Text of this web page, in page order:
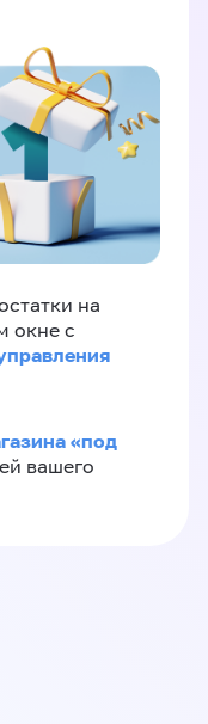
на
окне с
«под
вашего